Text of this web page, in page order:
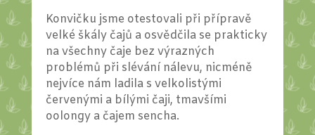
Konvičku jsme otestovali při přípravě
velké škály čajů a osvědčila se prakticky
na všechny čaje bez výrazných
problémů při slévání nálevu, nicméně
nejvíce nám ladila s velkolistými
červenými a bílými čaji, tmavšími
oolongy a čajem sencha.